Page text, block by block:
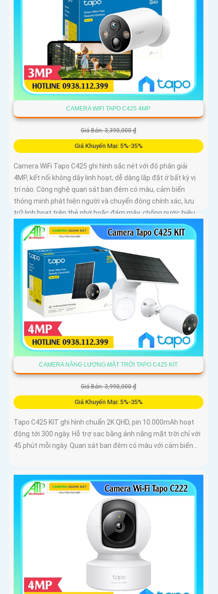
CAMERA WIFI TAPO C425 4MP
Giá Bán: 3,390,000 ₫
Giá Khuyến Mại: 5%-35%
Camera WiFi Tapo C425 ghi hình sắc nét với độ phân giải
4MP, kết nối không dây linh hoạt, dễ dàng lắp đặt ở bất kỳ vị
trí nào. Công nghệ quan sát ban đêm có màu, cảm biến
thông minh phát hiện người và chuyển động chính xác, lưu
trữ linh hoạt trên thẻ nhớ hoặc đám mây, chống nước hiệu
CAMERA NĂNG LƯỢNG MẶT TRỜI TAPO C425 KIT
Giá Bán: 3,990,000 ₫
Giá Khuyến Mại: 5%-35%
Tapo C425 KIT ghi hình chuẩn 2K QHD, pin 10.000mAh hoạt
động tới 300 ngày. Hỗ trợ sạc bằng ánh nắng mặt trời chỉ với
45 phút mỗi ngày. Quan sát ban đêm có màu với cảm biến...